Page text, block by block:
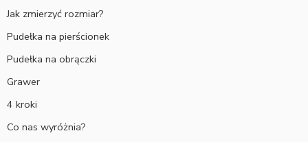
Jak zmierzyć rozmiar?
Pudełka na pierścionek
Pudełka na obrączki
Grawer
4 kroki
Co nas wyróżnia?